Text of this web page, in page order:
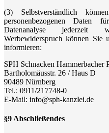
(3) Selbstverständlich
personenbezogenen Daten
Datenanalyse jederzeit
Werbewiderspruch können Sie
informieren:
SPH Schnacken Hammerbacher
Bartholomäusstr. 26 / Haus D
90489 Nürnberg
Tel.: 0911/217748-0
E-Mail: info@sph-kanzlei.de
§9 Abschließendes